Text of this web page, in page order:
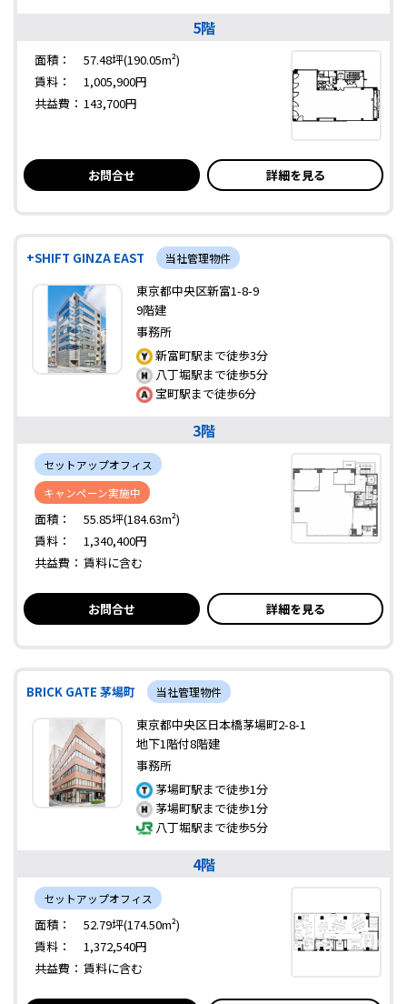
5階
面積：
57.48坪(190.05m²)
賃料：
1,005,900円
共益費： 143,700円
お問合せ 詳細を見る
+SHIFT GINZA EAST 当社管理物件
東京都中央区新富1-8-9
9階建
事務所
新富町駅まで徒歩3分
八丁堀駅まで徒歩5分
宝町駅まで徒歩6分
3階
セットアップオフィス
キャンペーン実施中
面積：
55.85坪(184.63m²)
賃料：
1,340,400円
共益費： 賃料に含む
お問合せ 詳細を見る
BRICK GATE 茅場町 当社管理物件
東京都中央区日本橋茅場町2-8-1
地下1階付8階建
事務所
茅場町駅まで徒歩1分
茅場町駅まで徒歩1分
八丁堀駅まで徒歩5分
4階
セットアップオフィス
面積：
52.79坪(174.50m²)
賃料：
1,372,540円
共益費： 賃料に含む